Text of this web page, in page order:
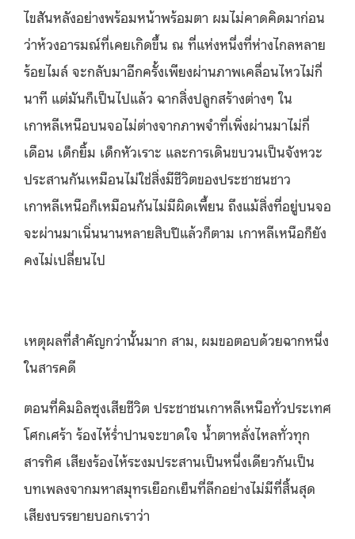
ไขสันหลังอย่างพร้อมหน้าพร้อมตา ผมไม่คาดคิดมาก่อน
ว่าห้วงอารมณ์ที่เคยเกิดขึ้น ณ ที่แห่งหนึ่งที่ห่างไกลหลาย
ร้อยไมล์ จะกลับมาอีกครั้งเพียงผ่านภาพเคลื่อนไหวไม่กี่
นาที แต่มันก็เป็นไปแล้ว ฉากสิ่งปลูกสร้างต่างๆ ใน
เกาหลีเหนือบนจอไม่ต่างจากภาพจำที่เพิ่งผ่านมาไม่กี่
เดือน เด็กยิ้ม เด็กหัวเราะ และการเดินขบวนเป็นจังหวะ
ประสานกันเหมือนไม่ใช่สิ่งมีชีวิตของประชาชนชาว
เกาหลีเหนือก็เหมือนกันไม่มีผิดเพี้ยน ถึงแม้สิ่งที่อยู่บนจอ
จะผ่านมาเนิ่นนานหลายสิบปีแล้วก็ตาม เกาหลีเหนือก็ยัง
คงไม่เปลี่ยนไป
เหตุผลที่สำคัญกว่านั้นมาก สาม, ผมขอตอบด้วยฉากหนึ่ง
ในสารคดี
ตอนที่คิมอิลซุงเสียชีวิต ประชาชนเกาหลีเหนือทั่วประเทศ
โศกเศร้า ร้องไห้ร่ำปานจะขาดใจ น้ำตาหลั่งไหลทั่วทุก
สารทิศ เสียงร้องไห้ระงมประสานเป็นหนึ่งเดียวกันเป็น
บทเพลงจากมหาสมุทรเยือกเย็นที่ลึกอย่างไม่มีที่สิ้นสุด
เสียงบรรยายบอกเราว่า